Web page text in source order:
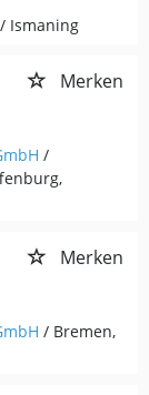
/ Ismaning
Merken
/
Merken
/ Bremen,